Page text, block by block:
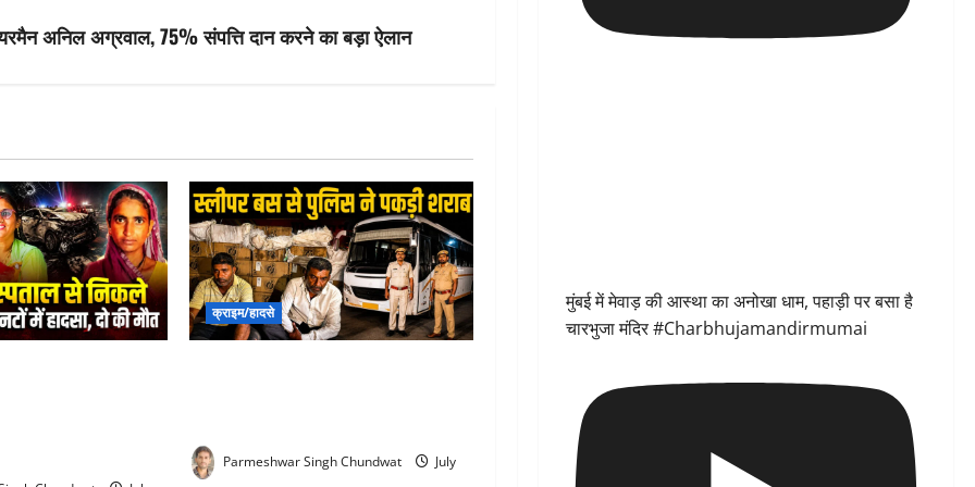
अनिल अग्रवाल, 75% संपत्ति दान करने का बड़ा ऐलान
क्राइम/हादसे
Parmeshwar Singh Chundwat
July
मुंबई में मेवाड़ की आस्था का अनोखा धाम, पहाड़ी पर बसा है
चारभुजा मंदिर #Charbhujamandirmumai